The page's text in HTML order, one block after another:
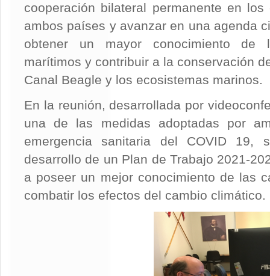
cooperación bilateral permanente en
ambos países y avanzar en una agenda
obtener un mayor conocimiento de
marítimos y contribuir a la conservación
Canal Beagle y los ecosistemas marinos.
En la reunión, desarrollada por
una de las medidas adoptadas por
emergencia sanitaria del COVID 19,
desarrollo de un Plan de Trabajo 2021-
a poseer un mejor conocimiento de las
combatir los efectos del cambio climático.